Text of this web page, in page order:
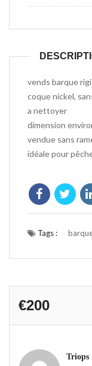
vends barque
coque nickel,
a nettoyer
dimension
vendue sans
idéale pour
Tags :
€200
Triops